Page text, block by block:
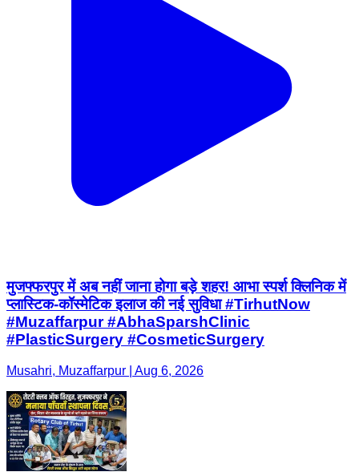
मुजफ्फरपुर में अब नहीं जाना होगा बड़े शहर! आभा स्पर्श क्लिनिक में
प्लास्टिक-कॉस्मेटिक इलाज की नई सुविधा #TirhutNow
#Muzaffarpur #AbhaSparshClinic
#PlasticSurgery #CosmeticSurgery
Musahri, Muzaffarpur | Aug 6, 2026